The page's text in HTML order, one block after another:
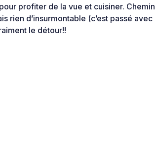
profiter de la vue et cuisiner. Chemin
rien d’insurmontable (c’est passé avec
le détour!!